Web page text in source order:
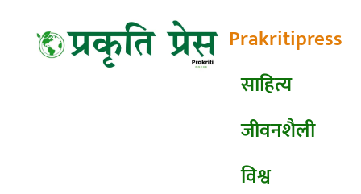
Prakritipress
साहित्य
जीवनशैली
विश्व